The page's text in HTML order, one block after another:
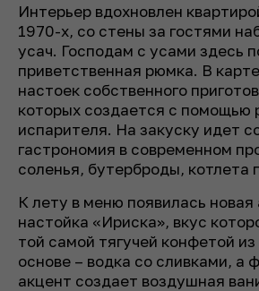
Интерьер вдохновлен
1970-х, со стены за гостями
усач. Господам с усами здесь
приветственная рюмка. В
настоек собственного
которых создается с помощью
испарителя. На закуску идет
гастрономия в современном
соленья, бутерброды, котлета
К лету в меню появилась новая
настойка «Ириска», вкус
той самой тягучей конфетой
основе – водка со сливками, а
акцент создает воздушная